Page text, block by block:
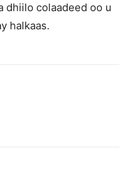
dhiilo colaadeed oo u
halkaas.